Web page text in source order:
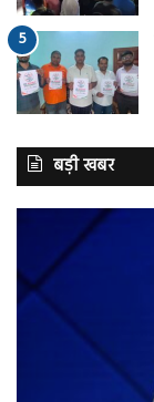
बड़ी खबर